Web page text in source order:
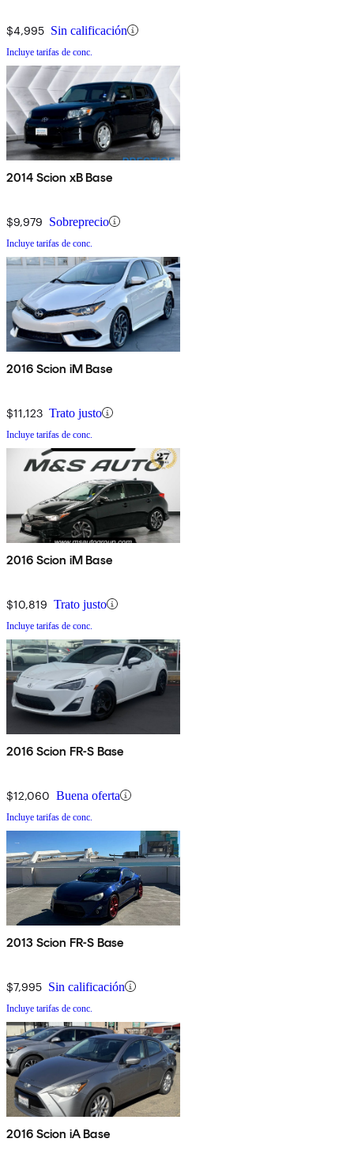
$4,995 Sin calificación
Incluye tarifas de conc.
2014 Scion xB Base
$9,979 Sobreprecio
Incluye tarifas de conc.
2016 Scion iM Base
$11,123 Trato justo
Incluye tarifas de conc.
2016 Scion iM Base
$10,819 Trato justo
Incluye tarifas de conc.
2016 Scion FR-S Base
$12,060 Buena oferta
Incluye tarifas de conc.
2013 Scion FR-S Base
$7,995 Sin calificación
Incluye tarifas de conc.
2016 Scion iA Base